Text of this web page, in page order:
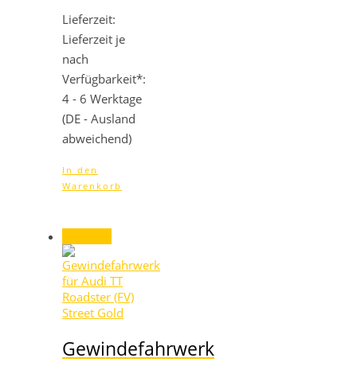
Lieferzeit:
Lieferzeit je
nach
Verfügbarkeit*:
4 - 6 Werktage
(DE - Ausland
abweichend)
In den
Warenkorb
Gewindefahrwerk